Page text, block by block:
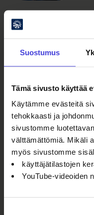
Suostumus
Tämä sivusto käyttää
Käytämme evästeitä
tehokkaasti ja
sivustomme
välttämättömiä. Mikäli
myös sivustomme
käyttäjätilastojen
YouTube-videoiden